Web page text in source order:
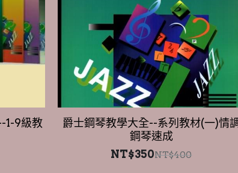
爵士鋼琴教學大全--系列教材(一)情調
鋼琴速成
NT$350NT$400